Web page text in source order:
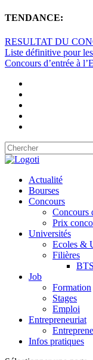
TENDANCE:
RESULTAT DU
Liste définitive pour
Concours d’entrée à
Actualité
Bourses
Concours
Concours
Prix
Universités
Ecoles &
Filières
BTS
Job
Formation
Stages
Emploi
Entrepreneuriat
Infos pratiques